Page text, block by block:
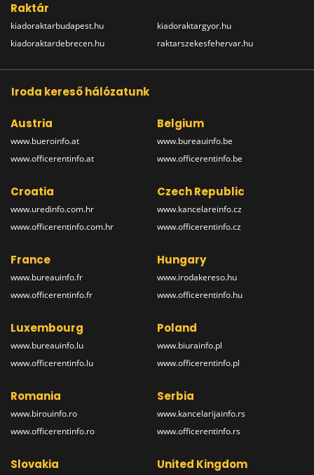
Raktár
kiadoraktarbudapest.hu
kiadoraktardebrecen.hu
kiadoraktargyor.hu
raktarszekesfehervar.hu
Iroda kereső hálózatunk
Austria
www.bueroinfo.at
www.officerentinfo.at
Belgium
www.bureauinfo.be
www.officerentinfo.be
Croatia
www.uredinfo.com.hr
www.officerentinfo.com.hr
Czech Republic
www.kancelareinfo.cz
www.officerentinfo.cz
France
www.bureauinfo.fr
www.officerentinfo.fr
Hungary
www.irodakereso.hu
www.officerentinfo.hu
Luxembourg
www.bureauinfo.lu
www.officerentinfo.lu
Poland
www.biurainfo.pl
www.officerentinfo.pl
Romania
www.birouinfo.ro
www.officerentinfo.ro
Serbia
www.kancelarijainfo.rs
www.officerentinfo.rs
Slovakia United Kingdom